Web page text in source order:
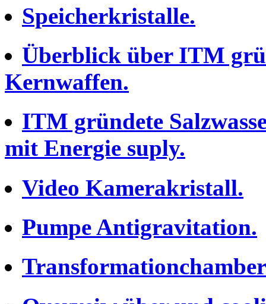
Speicherkristalle.
Überblick über ITM
Kernwaffen.
ITM gründete
mit Energie suply.
Video Kamerakristall.
Pumpe Antigravitation.